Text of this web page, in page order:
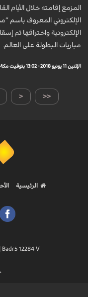
المزمع إقامته خلال الأيام
الإلكتروني المعروف باسم
الإلكترونية واختراقها
مباريات البطولة على العالم.
الإثنين 11 يونيو 2018 - 13:02 بتوقيت مكة
< <<
الرئيسية
Badr5 12284 V